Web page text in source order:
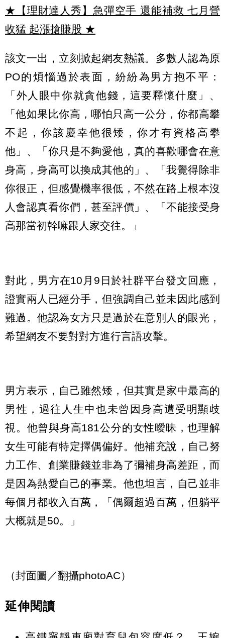
★【理財達人秀】急彈空手 還能補救 七月營
收猛 起漲搶賺股 ★
該文一出，立刻掀起網友熱議。多數人認為原
PO的煩惱過於表面，紛紛為男方抱不平：
「外人眼中你就貪他錢，這要釋懷什麼」、
「他如果比你高，哪怕只高一公分，你都高攀
不起，你該慶幸他很矮，你才有資格高攀
他」、「你只是不夠愛他，真的喜歡哪會在意
身高，身高可以換成其他的」、「我覺得除非
你很正，但感覺機率很低，不然在路上根本沒
人會認真看你們，甚至評價」、「不能接受身
高那當初幹嘛跟人家交往。」
對此，男方在10月9日於社群平台發文回應，
證實兩人已經分手，但強調自己並未因此感到
難過。他認為女方只是過於在意別人的眼光，
希望網友不要對對方進行言語攻擊。
男方表示，自己雖然矮，但其實是家中最高的
男性，過往人生中也未曾因身高遭受明顯歧
視。他曾與身高181公分的女性曖昧，也理解
女生可能有特定擇偶偏好。他補充說，自己努
力工作、創業賺錢並非為了彌補身高差距，而
是因為熱愛自己的事業。他也坦言，自己並非
每個月都收入百萬，「偶爾超過百萬，但躺平
大概就是50。」
（封面圖／翻攝photoAC）
延伸閱讀